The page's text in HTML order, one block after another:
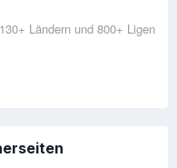
Ländern und 800+ Ligen